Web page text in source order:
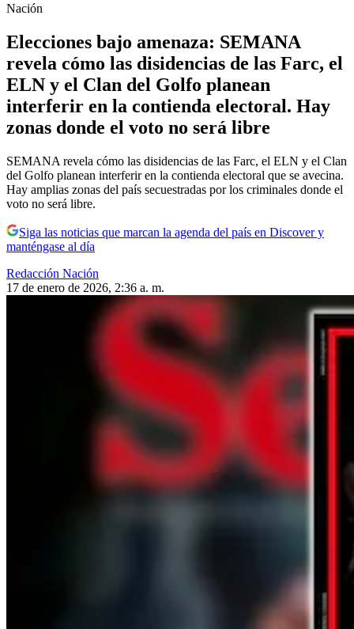
Nación
Elecciones bajo amenaza: SEMANA
revela cómo las disidencias de las Farc, el
ELN y el Clan del Golfo planean
interferir en la contienda electoral. Hay
zonas donde el voto no será libre
SEMANA revela cómo las disidencias de las Farc, el ELN y el Clan
del Golfo planean interferir en la contienda electoral que se avecina.
Hay amplias zonas del país secuestradas por los criminales donde el
voto no será libre.
Siga las noticias que marcan la agenda del país en Discover y
manténgase al día
Redacción Nación
17 de enero de 2026, 2:36 a. m.